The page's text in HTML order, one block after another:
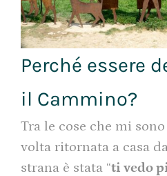
Perché essere
il Cammino?
Tra le cose che mi
volta ritornata a casa
strana è stata “ti vedo